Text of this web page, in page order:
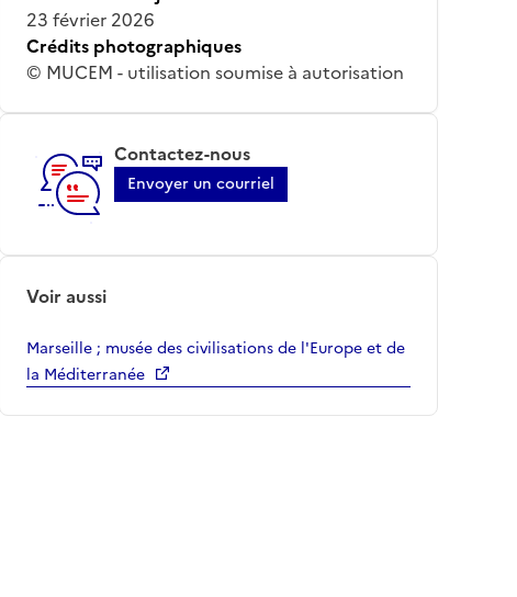
23 février 2026
Crédits photographiques
© MUCEM - utilisation soumise à autorisation
Contactez-nous
Envoyer un courriel
Voir aussi
Marseille ; musée des civilisations de l'Europe et de
la Méditerranée